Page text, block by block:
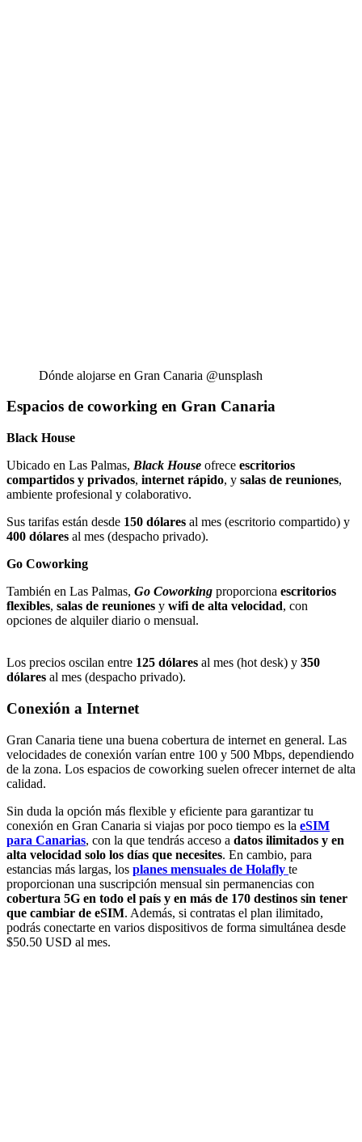
Dónde alojarse en Gran Canaria @unsplash
Espacios de coworking en Gran Canaria
Black House
Ubicado en Las Palmas, Black House ofrece escritorios
compartidos y privados, internet rápido, y salas de reuniones,
ambiente profesional y colaborativo.
Sus tarifas están desde 150 dólares al mes (escritorio compartido) y
400 dólares al mes (despacho privado).
Go Coworking
También en Las Palmas, Go Coworking proporciona escritorios
flexibles, salas de reuniones y wifi de alta velocidad, con
opciones de alquiler diario o mensual.
Los precios oscilan entre 125 dólares al mes (hot desk) y 350
dólares al mes (despacho privado).
Conexión a Internet
Gran Canaria tiene una buena cobertura de internet en general. Las
velocidades de conexión varían entre 100 y 500 Mbps, dependiendo
de la zona. Los espacios de coworking suelen ofrecer internet de alta
calidad.
Sin duda la opción más flexible y eficiente para garantizar tu
conexión en Gran Canaria si viajas por poco tiempo es la eSIM
para Canarias, con la que tendrás acceso a datos ilimitados y en
alta velocidad solo los días que necesites. En cambio, para
estancias más largas, los planes mensuales de Holafly te
proporcionan una suscripción mensual sin permanencias con
cobertura 5G en todo el país y en más de 170 destinos sin tener
que cambiar de eSIM. Además, si contratas el plan ilimitado,
podrás conectarte en varios dispositivos de forma simultánea desde
$50.50 USD al mes.